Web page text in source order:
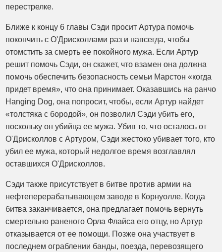
перестрелке.
Ближе к концу 6 главы Сэди просит Артура помочь
покончить с О'Дрисколлами раз и навсегда, чтобы
отомстить за смерть ее покойного мужа. Если Артур
решит помочь Сэди, он скажет, что взамен она должна
помочь обеспечить безопасность семьи Марстон «когда
придет время», что она принимает. Оказавшись на ранчо
Hanging Dog, она попросит, чтобы, если Артур найдет
«толстяка с бородой», он позволил Сэди убить его,
поскольку он убийца ее мужа. Убив то, что осталось от
О'Дрисколлов с Артуром, Сэди жестоко убивает того, кто
убил ее мужа, который недолгое время возглавлял
оставшихся О'Дрисколлов.
Сэди также присутствует в битве против армии на
нефтеперерабатывающем заводе в Корнуолле. Когда
битва заканчивается, она предлагает помочь вернуть
смертельно раненого Орла Флайса его отцу, но Артур
отказывается от ее помощи. Позже она участвует в
последнем ограблении банды, поезда, перевозящего